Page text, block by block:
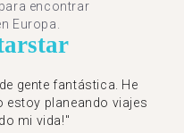
encontrar
Europa.
star
gente fantástica. He
planeando viajes
mi vida!"